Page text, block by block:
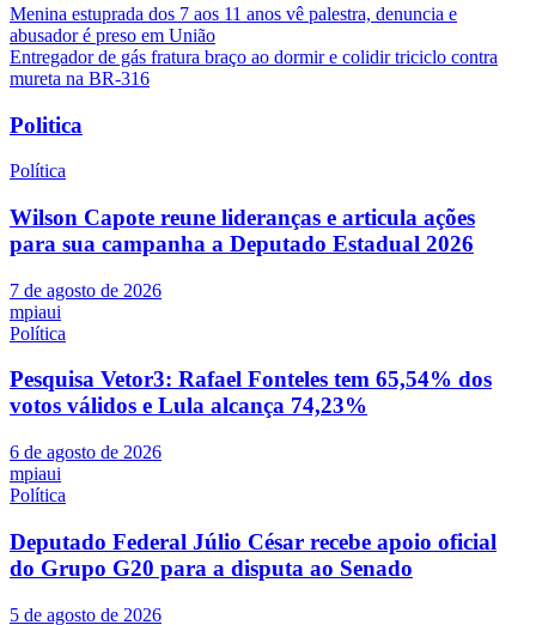
Navegação
de
Post
Menina estuprada dos 7 aos 11 anos vê palestra, denuncia e
abusador é preso em União
Entregador de gás fratura braço ao dormir e colidir triciclo contra
mureta na BR-316
Politica
Política
Wilson Capote reune lideranças e articula ações
para sua campanha a Deputado Estadual 2026
7 de agosto de 2026
mpiaui
Política
Pesquisa Vetor3: Rafael Fonteles tem 65,54% dos
votos válidos e Lula alcança 74,23%
6 de agosto de 2026
mpiaui
Política
Deputado Federal Júlio César recebe apoio oficial
do Grupo G20 para a disputa ao Senado
5 de agosto de 2026